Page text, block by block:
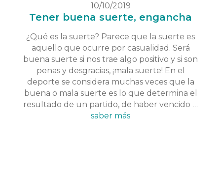
10/10/2019
Tener buena suerte, engancha
¿Qué es la suerte? Parece que la suerte es
aquello que ocurre por casualidad. Será
buena suerte si nos trae algo positivo y si son
penas y desgracias, ¡mala suerte! En el
deporte se considera muchas veces que la
buena o mala suerte es lo que determina el
resultado de un partido, de haber vencido …
saber más